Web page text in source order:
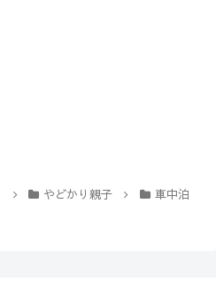
やどかり親子
車中泊